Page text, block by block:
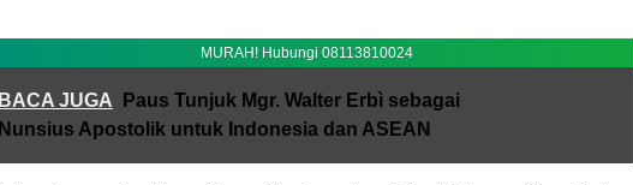
MURAH! Hubungi 08113810024
BACA JUGA
Paus Tunjuk Mgr. Walter Erbì sebagai
Nunsius Apostolik untuk Indonesia dan ASEAN